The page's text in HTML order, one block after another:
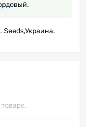
Seeds,Украина.